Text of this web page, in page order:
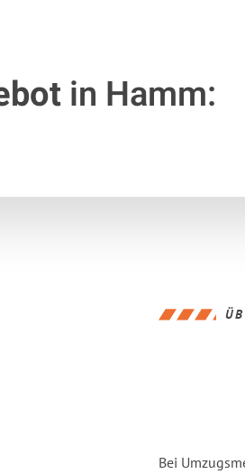
in Hamm:
Bei